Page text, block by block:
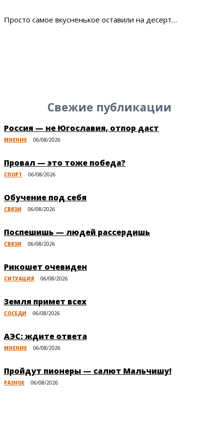
Просто самое вкусненькое оставили на десерт…
Свежие публикации
Россия — не Югославия, отпор даст
МНЕНИЕ 06/08/2026
Провал — это тоже победа?
СПОРТ 06/08/2026
Обучение под себя
СВЯЗИ 06/08/2026
Поспешишь — людей рассердишь
СВЯЗИ 06/08/2026
Рикошет очевиден
СИТУАЦИЯ 06/08/2026
Земля примет всех
СОСЕДИ 06/08/2026
АЭС: ждите ответа
МНЕНИЕ 06/08/2026
Пройдут пионеры — салют Мальчишу!
РАЗНОЕ 06/08/2026